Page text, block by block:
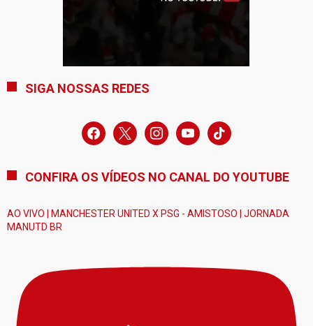
SIGA NOSSAS REDES
facebook
x instagramyoutubetiktok
CONFIRA OS VÍDEOS NO CANAL DO YOUTUBE
AO VIVO | MANCHESTER UNITED X PSG - AMISTOSO | JORNADA
MANUTD BR